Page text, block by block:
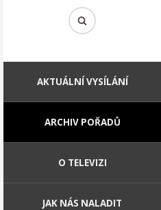
AKTUÁLNÍ VYSÍLÁNÍ
ARCHIV POŘADŮ
O TELEVIZI
JAK NÁS NALADIT